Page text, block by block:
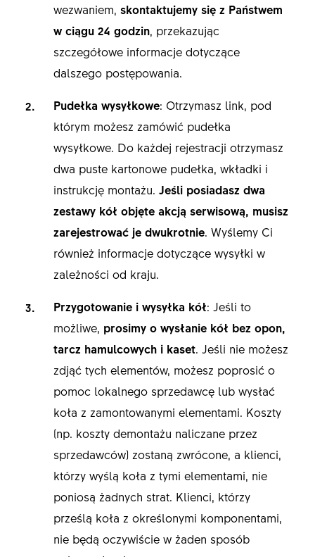
wezwaniem, skontaktujemy się z Państwem
w ciągu 24 godzin, przekazując
szczegółowe informacje dotyczące
dalszego postępowania.
Pudełka wysyłkowe: Otrzymasz link, pod
którym możesz zamówić pudełka
wysyłkowe. Do każdej rejestracji otrzymasz
dwa puste kartonowe pudełka, wkładki i
instrukcję montażu. Jeśli posiadasz dwa
zestawy kół objęte akcją serwisową, musisz
zarejestrować je dwukrotnie. Wyślemy Ci
również informacje dotyczące wysyłki w
zależności od kraju.
Przygotowanie i wysyłka kół: Jeśli to
możliwe, prosimy o wysłanie kół bez opon,
tarcz hamulcowych i kaset. Jeśli nie możesz
zdjąć tych elementów, możesz poprosić o
pomoc lokalnego sprzedawcę lub wysłać
koła z zamontowanymi elementami. Koszty
(np. koszty demontażu naliczane przez
sprzedawców) zostaną zwrócone, a klienci,
którzy wyślą koła z tymi elementami, nie
poniosą żadnych strat. Klienci, którzy
prześlą koła z określonymi komponentami,
nie będą oczywiście w żaden sposób